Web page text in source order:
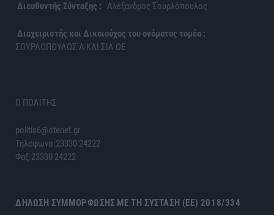
Διευθυντής Σύνταξης : Αλέξανδρος Σουρλόπουλος
Διαχειριστής και Δικαιούχος του ονόματος τομέα :
ΣΟΥΡΛΟΠΟΥΛΟΣ Α ΚΑΙ ΣΙΑ ΟΕ
Ο ΠΟΛΙΤΗΣ
politis6@otenet.gr
Τηλέφωνο:23330 24222
Φαξ:23330 24222
ΔΉΛΩΣΗ ΣΥΜΜΌΡΦΩΣΗΣ ΜΕ ΤΗ ΣΎΣΤΑΣΗ (ΕΕ) 2018/334